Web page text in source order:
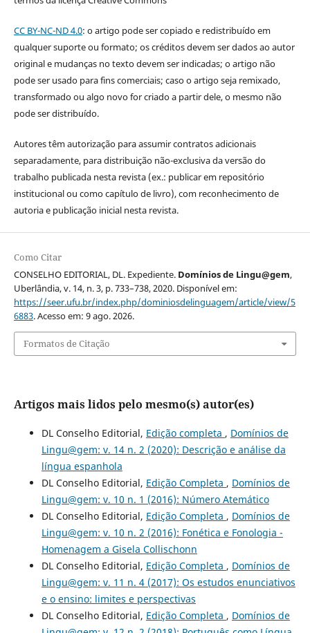
CC BY-NC-ND 4.0: o artigo pode ser copiado e redistribuído em
qualquer suporte ou formato; os créditos devem ser dados ao autor
original e mudanças no texto devem ser indicadas; o artigo não
pode ser usado para fins comerciais; caso o artigo seja remixado,
transformado ou algo novo for criado a partir dele, o mesmo não
pode ser distribuído.
Autores têm autorização para assumir contratos adicionais
separadamente, para distribuição não-exclusiva da versão do
trabalho publicada nesta revista (ex.: publicar em repositório
institucional ou como capítulo de livro), com reconhecimento de
autoria e publicação inicial nesta revista.
Como Citar
CONSELHO EDITORIAL, DL. Expediente. Domínios de Lingu@gem,
Uberlândia, v. 14, n. 3, p. 733–738, 2020. Disponível em:
https://seer.ufu.br/index.php/dominiosdelinguagem/article/view/5
6883. Acesso em: 9 ago. 2026.
Formatos de Citação
Artigos mais lidos pelo mesmo(s) autor(es)
DL Conselho Editorial, Edição completa , Domínios de
Lingu@gem: v. 14 n. 2 (2020): Descrição e análise da
língua espanhola
DL Conselho Editorial, Edição Completa , Domínios de
Lingu@gem: v. 10 n. 1 (2016): Número Atemático
DL Conselho Editorial, Edição Completa , Domínios de
Lingu@gem: v. 10 n. 2 (2016): Fonética e Fonologia -
Homenagem a Gisela Collischonn
DL Conselho Editorial, Edição Completa , Domínios de
Lingu@gem: v. 11 n. 4 (2017): Os estudos enunciativos
e o ensino: limites e perspectivas
DL Conselho Editorial, Edição Completa , Domínios de